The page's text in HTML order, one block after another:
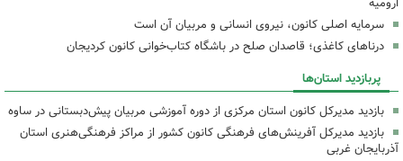
ارومیه
سرمایه اصلی کانون، نیروی انسانی و مربیان آن است
درناهای کاغذی؛ قاصدان صلح در باشگاه کتاب‌خوانی کانون کردیجان
پربازدید استان‌ها
بازدید مدیرکل کانون استان مرکزی از دوره آموزشی مربیان پیش‌دبستانی در ساوه
بازدید مدیرکل آفرینش‌های فرهنگی کانون کشور از مراکز فرهنگی‌هنری استان
آذربایجان غربی